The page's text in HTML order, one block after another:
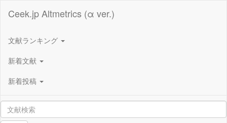
Ceek.jp Altmetrics (α ver.)
文献ランキング
新着文献
新着投稿